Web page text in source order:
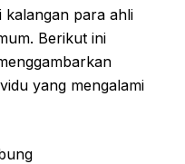
kalangan para ahli
Berikut ini
yang mengalami